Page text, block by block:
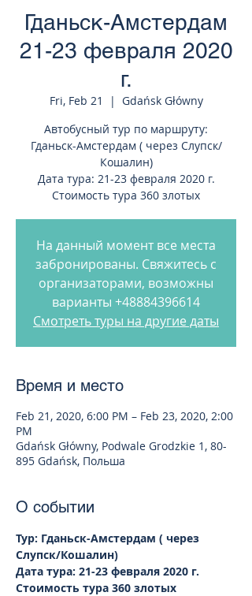
Гданьск-Амстердам
21-23 февраля 2020
г.
Fri, Feb 21
  |
Gdańsk Główny
Автобусный тур по маршруту:
Гданьск-Амстердам ( через Слупск/
Кошалин)
Дата тура: 21-23 февраля 2020 г.
Стоимость тура 360 злотых
На данный момент все места
забронированы. Свяжитесь с
организаторами, возможны
варианты +48884396614
Смотреть туры на другие даты
Время и место
Feb 21, 2020, 6:00 PM – Feb 23, 2020, 2:00
PM
Gdańsk Główny, Podwale Grodzkie 1, 80-
895 Gdańsk, Польша
О событии
Тур: Гданьск-Амстердам ( через
Слупск/Кошалин)
Дата тура: 21-23 февраля 2020 г.
Стоимость тура 360 злотых